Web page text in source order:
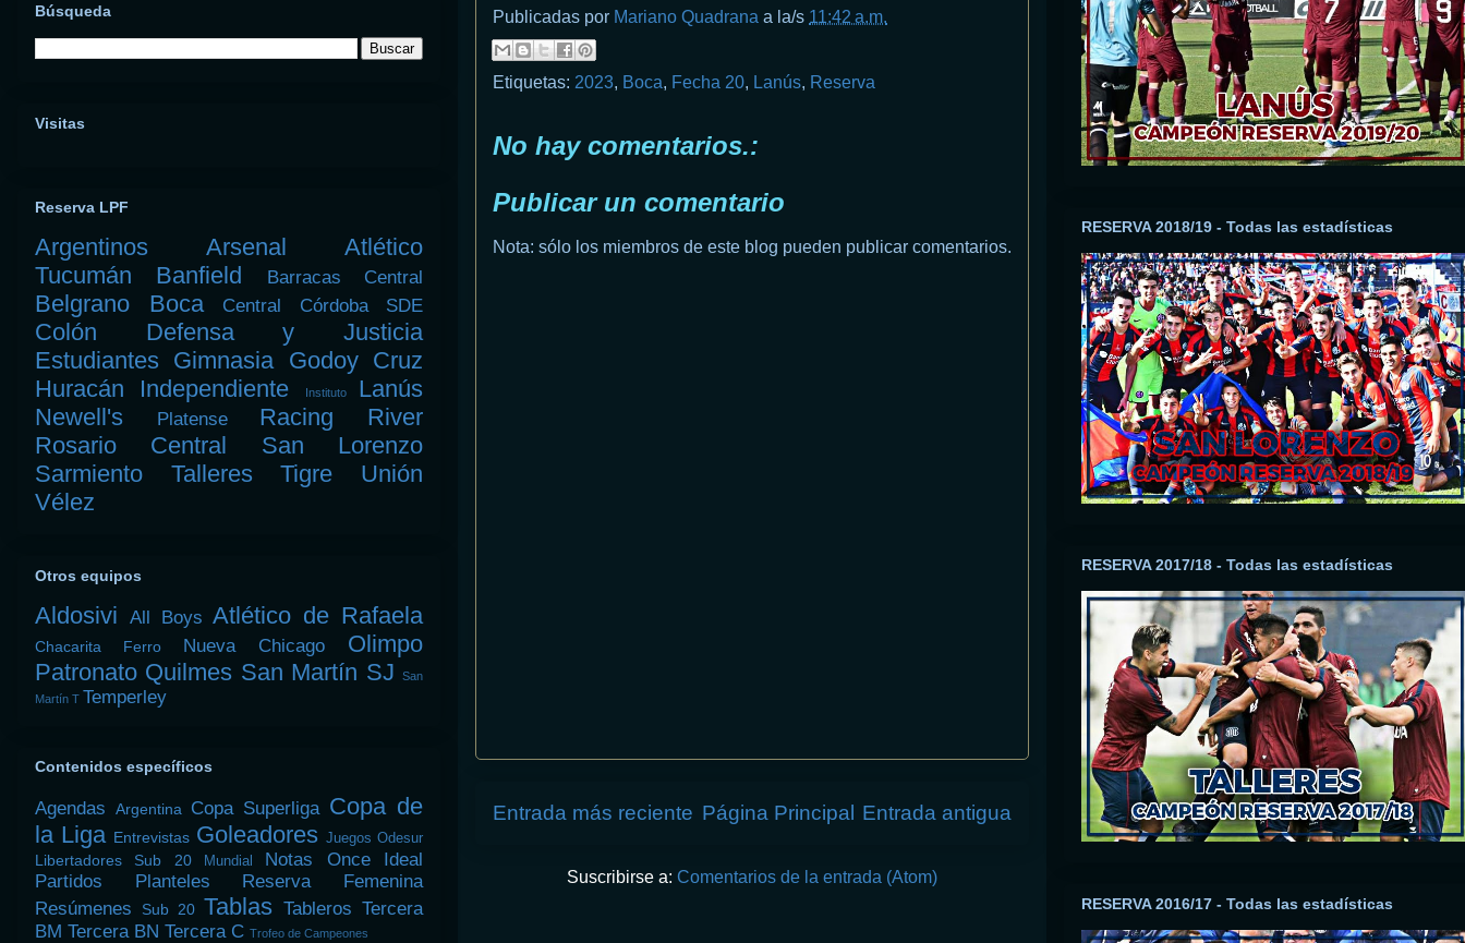
Publicadas por Mariano Quadrana a la/s 11:42 a.m.
Etiquetas: 2023, Boca, Fecha 20, Lanús, Reserva
No hay comentarios.:
Publicar un comentario
Nota: sólo los miembros de este blog pueden publicar comentarios.
Entrada más reciente Entrada antigua
Página Principal
Suscribirse a: Comentarios de la entrada (Atom)
Búsqueda
Visitas
Reserva LPF
Argentinos Arsenal
Atlético
Tucumán
Banfield Barracas Central
Belgrano Boca Central Córdoba SDE
Colón
Defensa y Justicia
Estudiantes Gimnasia Godoy Cruz
Huracán
Independiente Instituto
Lanús
Newell's
Platense Racing
River
Rosario Central
San Lorenzo
Sarmiento
Talleres Tigre
Unión
Vélez
Otros equipos
Aldosivi All Boys Atlético de Rafaela
Chacarita Ferro Nueva Chicago
Olimpo
Patronato Quilmes San Martín SJ
San
Martín T Temperley
Contenidos específicos
Agendas Argentina Copa Superliga Copa de
la Liga Entrevistas Goleadores Juegos Odesur
Libertadores Sub 20 Mundial Notas
Once Ideal
Partidos
Planteles
Reserva Femenina
Resúmenes
Sub 20 Tablas Tableros Tercera
BM Tercera BN Tercera C Trofeo de Campeones
RESERVA 2018/19 - Todas las estadísticas
RESERVA 2017/18 - Todas las estadísticas
RESERVA 2016/17 - Todas las estadísticas